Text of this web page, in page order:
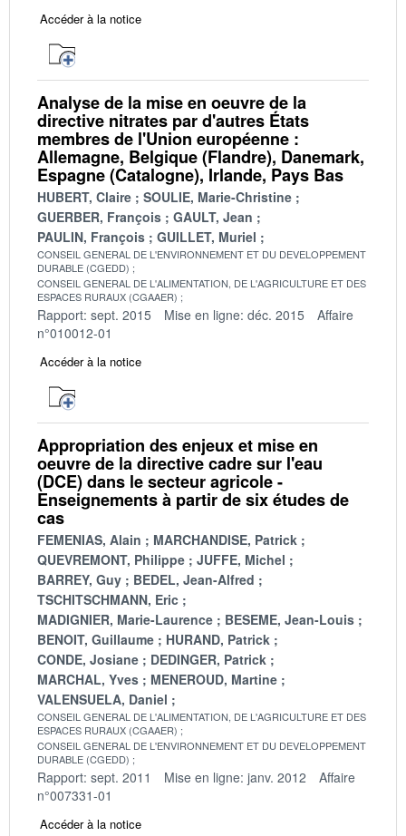
Accéder à la notice
Analyse de la mise en oeuvre de la
directive nitrates par d'autres États
membres de l'Union européenne :
Allemagne, Belgique (Flandre), Danemark,
Espagne (Catalogne), Irlande, Pays Bas
HUBERT, Claire
SOULIE, Marie-Christine
GUERBER, François
GAULT, Jean
PAULIN, François
GUILLET, Muriel
CONSEIL GENERAL DE L'ENVIRONNEMENT ET DU DEVELOPPEMENT
DURABLE (CGEDD)
CONSEIL GENERAL DE L'ALIMENTATION, DE L'AGRICULTURE ET DES
ESPACES RURAUX (CGAAER)
Rapport: sept. 2015 Mise en ligne: déc. 2015
Affaire
n°010012-01
Accéder à la notice
Appropriation des enjeux et mise en
oeuvre de la directive cadre sur l'eau
(DCE) dans le secteur agricole -
Enseignements à partir de six études de
cas
FEMENIAS, Alain
MARCHANDISE, Patrick
QUEVREMONT, Philippe
JUFFE, Michel
BARREY, Guy
BEDEL, Jean-Alfred
TSCHITSCHMANN, Eric
MADIGNIER, Marie-Laurence
BESEME, Jean-Louis
BENOIT, Guillaume
HURAND, Patrick
CONDE, Josiane
DEDINGER, Patrick
MARCHAL, Yves
MENEROUD, Martine
VALENSUELA, Daniel
CONSEIL GENERAL DE L'ALIMENTATION, DE L'AGRICULTURE ET DES
ESPACES RURAUX (CGAAER)
CONSEIL GENERAL DE L'ENVIRONNEMENT ET DU DEVELOPPEMENT
DURABLE (CGEDD)
Rapport: sept. 2011 Mise en ligne: janv. 2012
Affaire
n°007331-01
Accéder à la notice